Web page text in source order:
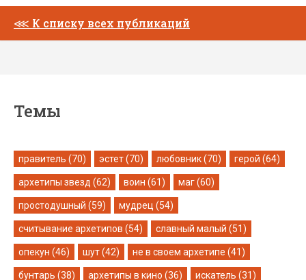
⋘ К списку всех публикаций
Темы
правитель (70) эстет (70) любовник (70) герой (64)
архетипы звезд (62) воин (61) маг (60)
простодушный (59) мудрец (54)
считывание архетипов (54) славный малый (51)
опекун (46) шут (42) не в своем архетипе (41)
бунтарь (38) архетипы в кино (36) искатель (31)